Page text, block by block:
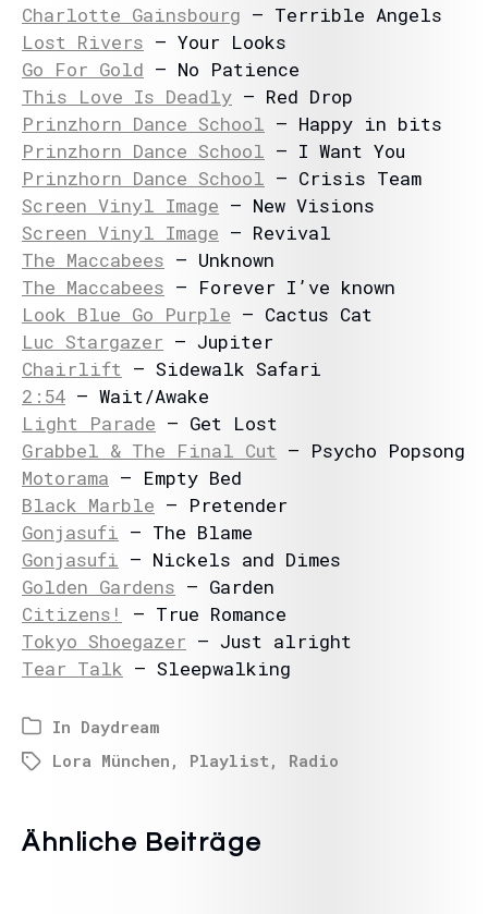
Charlotte Gainsbourg – Terrible Angels
Lost Rivers – Your Looks
Go For Gold – No Patience
This Love Is Deadly – Red Drop
Prinzhorn Dance School – Happy in bits
Prinzhorn Dance School – I Want You
Prinzhorn Dance School – Crisis Team
Screen Vinyl Image – New Visions
Screen Vinyl Image – Revival
The Maccabees – Unknown
The Maccabees – Forever I’ve known
Look Blue Go Purple – Cactus Cat
Luc Stargazer – Jupiter
Chairlift – Sidewalk Safari
2:54 – Wait/Awake
Light Parade – Get Lost
Grabbel & The Final Cut – Psycho Popsong
Motorama – Empty Bed
Black Marble – Pretender
Gonjasufi – The Blame
Gonjasufi – Nickels and Dimes
Golden Gardens – Garden
Citizens!
– True Romance
Tokyo Shoegazer – Just alright
Tear Talk – Sleepwalking
In Daydream
Lora München , Playlist , Radio
Ähnliche Beiträge